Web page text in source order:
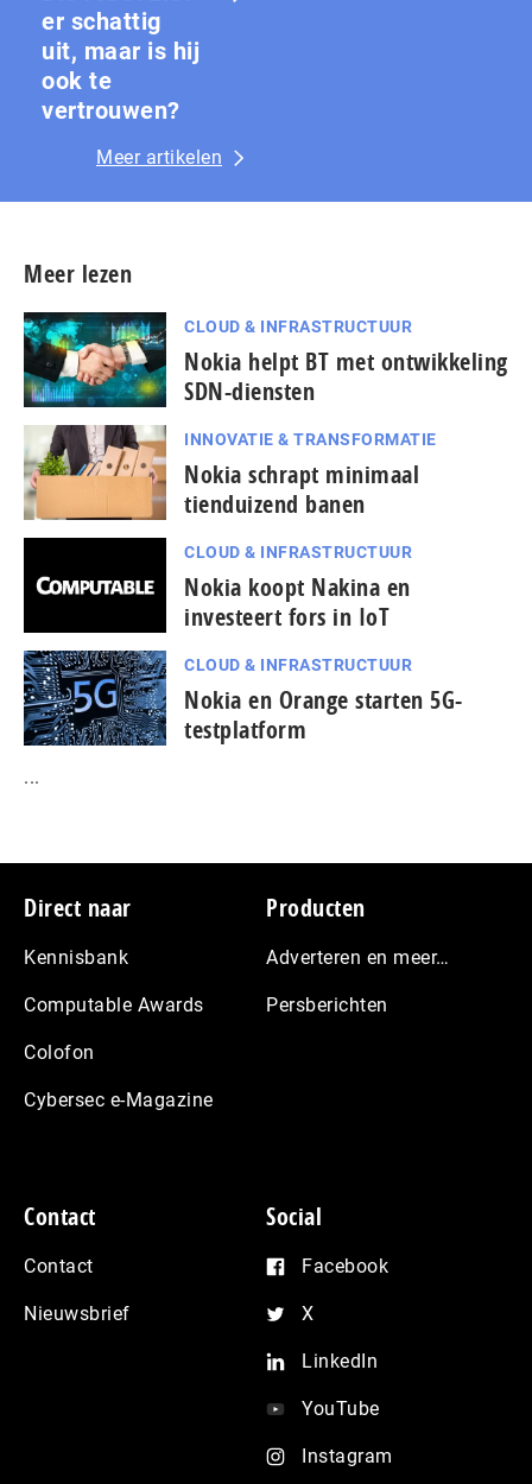
er schattig
uit, maar is hij
ook te
vertrouwen?
Meer artikelen
Meer lezen
CLOUD & INFRASTRUCTUUR
Nokia helpt BT met ontwikkeling
SDN-diensten
INNOVATIE & TRANSFORMATIE
Nokia schrapt minimaal
tienduizend banen
CLOUD & INFRASTRUCTUUR
Nokia koopt Nakina en
investeert fors in IoT
CLOUD & INFRASTRUCTUUR
Nokia en Orange starten 5G-
testplatform
...
Footer
Direct naar
Kennisbank
Computable Awards
Colofon
Cybersec e-Magazine
Producten
Adverteren en meer…
Persberichten
Contact
Contact
Nieuwsbrief
Social
Facebook
X
LinkedIn
YouTube
Instagram